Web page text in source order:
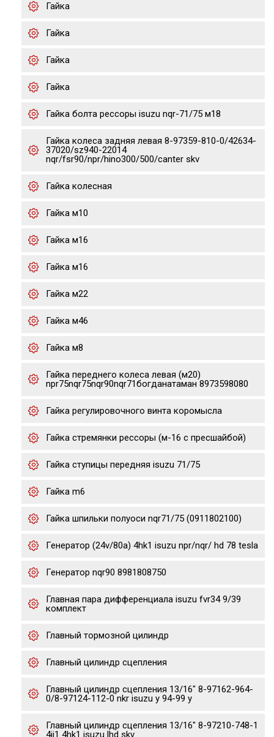
Гайка
Гайка
Гайка
Гайка
Гайка болта рессоры isuzu nqr-71/75 м18
Гайка колеса задняя левая 8-97359-810-0/42634-
37020/sz940-22014
nqr/fsr90/npr/hino300/500/canter skv
Гайка колесная
Гайка м10
Гайка м16
Гайка м16
Гайка м22
Гайка м46
Гайка м8
Гайка переднего колеса левая (м20)
npr75nqr75nqr90nqr71богданатаман 8973598080
Гайка регулировочного винта коромысла
Гайка стремянки рессоры (м-16 с пресшайбой)
Гайка ступицы передняя isuzu 71/75
Гайка m6
Гайка шпильки полуоси nqr71/75 (0911802100)
Генератор (24v/80a) 4hk1 isuzu npr/nqr/ hd 78 tesla
Генератор nqr90 8981808750
Главная пара дифференциала isuzu fvr34 9/39
комплект
Главный тормозной цилиндр
Главный цилиндр сцепления
Главный цилиндр сцепления 13/16" 8-97162-964-
0/8-97124-112-0 nkr isuzu y 94-99 y
Главный цилиндр сцепления 13/16" 8-97210-748-1
4jj1 4hk1 isuzu lhd skv